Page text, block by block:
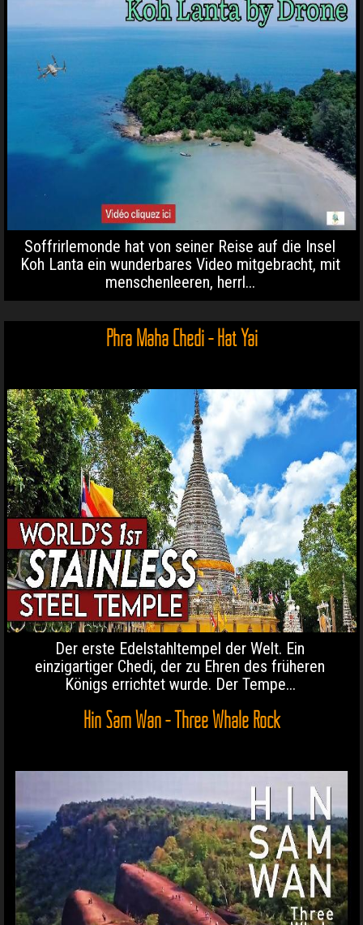
Soffrirlemonde hat von seiner Reise auf die Insel
Koh Lanta ein wunderbares Video mitgebracht, mit
menschenleeren, herrl...
Phra Maha Chedi - Hat Yai
Der erste Edelstahltempel der Welt. Ein
einzigartiger Chedi, der zu Ehren des früheren
Königs errichtet wurde. Der Tempe...
Hin Sam Wan - Three Whale Rock